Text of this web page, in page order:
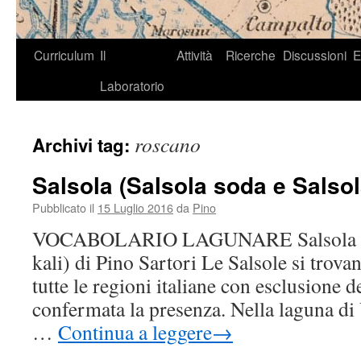
Curriculum Il
Laboratorio
Attività Ricerche Discussioni
Archivi tag: roscano
Salsola (Salsola soda e
Pubblicato il 15 Luglio 2016da Pino
VOCABOLARIO LAGUNARE Salsola
kali) di Pino Sartori Le Salsole si
tutte le regioni italiane con esclusione
confermata la presenza. Nella laguna
… Continua a leggere→